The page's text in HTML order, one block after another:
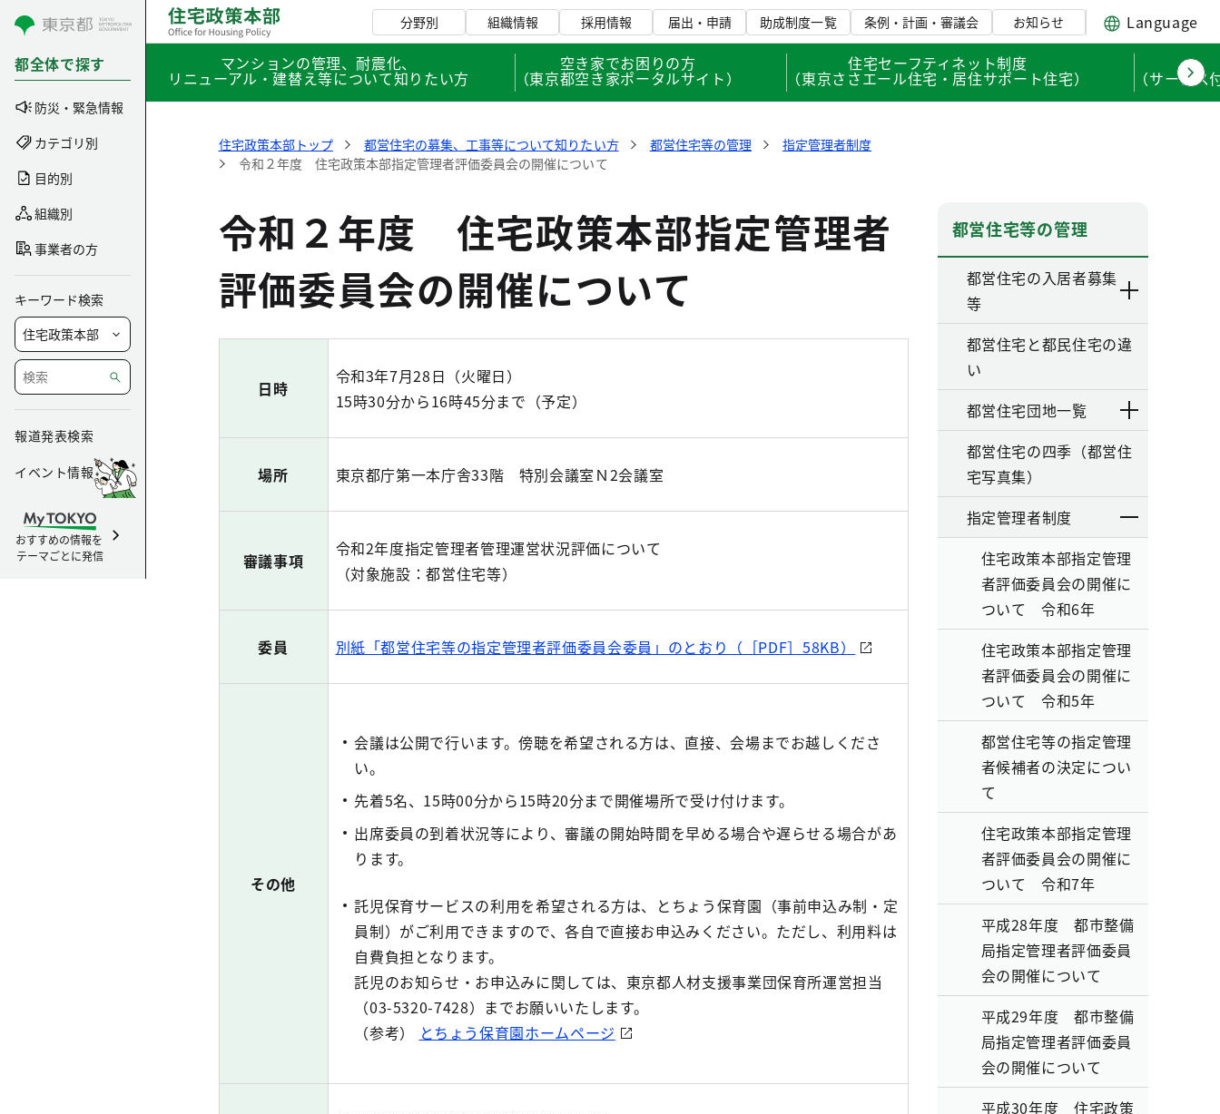
コンテンツにスキップ
都全体で探す
防災・緊急情報
カテゴリ別
目的別
組織別
事業者の方
キーワード検索
報道発表検索
イベント情報
おすすめの情報を
テーマごとに発信
分野別 組織情報 採用情報 届出・申請 助成制度一覧 条例・計画・審議会 お知らせ
Language
マンションの管理、耐震化、
リニューアル・建替え等について知りたい方
空き家でお困りの方
（東京都空き家ポータルサイト）
住宅セーフティネット制度
（東京ささエール住宅・居住サポート住宅） （サービ
住宅政策本部トップ 都営住宅の募集、工事等について知りたい方 都営住宅等の管理
指定管理者制度
令和２年度 住宅政策本部指定管理者評価委員会の開催について
令和２年度 住宅政策本部指定管理者
評価委員会の開催について
日時
令和3年7月28日（火曜日）
15時30分から16時45分まで（予定）
場所 東京都庁第一本庁舎33階 特別会議室Ｎ2会議室
審議事項
令和2年度指定管理者管理運営状況評価について
（対象施設：都営住宅等）
委員 別紙「都営住宅等の指定管理者評価委員会委員」のとおり（［PDF］58KB）
その他
会議は公開で行います。傍聴を希望される方は、直接、会場までお越しくださ
い。
先着5名、15時00分から15時20分まで開催場所で受け付けます。
出席委員の到着状況等により、審議の開始時間を早める場合や遅らせる場合があ
ります。
託児保育サービスの利用を希望される方は、とちょう保育園（事前申込み制・定
員制）がご利用できますので、各自で直接お申込みください。ただし、利用料は
自費負担となります。
託児のお知らせ・お申込みに関しては、東京都人材支援事業団保育所運営担当
（03-5320-7428）までお願いいたします。
（参考）
とちょう保育園ホームページ
都営住宅等の管理
都営住宅の入居者募集
等
都営住宅と都民住宅の違
い
都営住宅団地一覧
都営住宅の四季（都営住
宅写真集）
指定管理者制度
住宅政策本部指定管理
者評価委員会の開催に
ついて 令和6年
住宅政策本部指定管理
者評価委員会の開催に
ついて 令和5年
都営住宅等の指定管理
者候補者の決定につい
て
住宅政策本部指定管理
者評価委員会の開催に
ついて 令和7年
平成28年度 都市整備
局指定管理者評価委員
会の開催について
平成29年度 都市整備
局指定管理者評価委員
会の開催について
平成30年度 住宅政策